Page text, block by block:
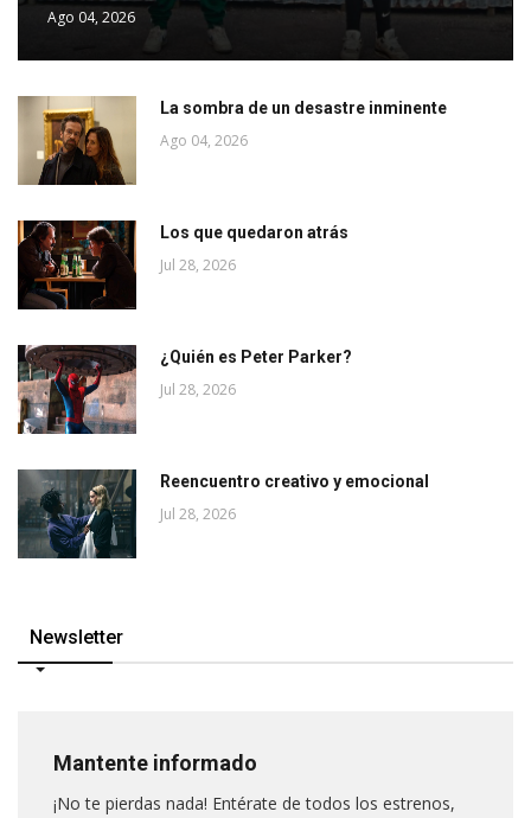
Ago 04, 2026
La sombra de un desastre inminente
Ago 04, 2026
Los que quedaron atrás
Jul 28, 2026
¿Quién es Peter Parker?
Jul 28, 2026
Reencuentro creativo y emocional
Jul 28, 2026
Newsletter
Mantente informado
¡No te pierdas nada! Entérate de todos los estrenos,